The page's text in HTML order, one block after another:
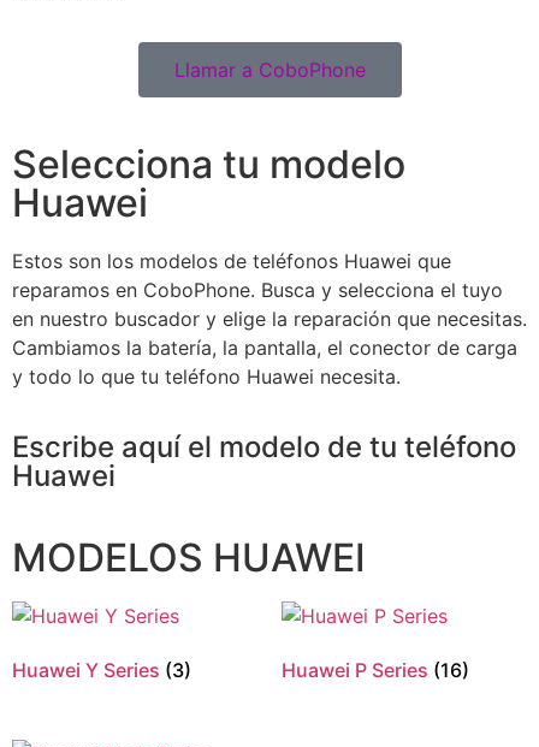
Llamar a CoboPhone
Selecciona tu modelo
Huawei
Estos son los modelos de teléfonos Huawei que
reparamos en CoboPhone. Busca y selecciona el tuyo
en nuestro buscador y elige la reparación que necesitas.
Cambiamos la batería, la pantalla, el conector de carga
y todo lo que tu teléfono Huawei necesita.
Escribe aquí el modelo de tu teléfono
Huawei
MODELOS HUAWEI
Huawei Y Series (3) Huawei P Series (16)